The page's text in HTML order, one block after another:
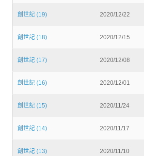
創世記 (19) 2020/12/22
創世記 (18) 2020/12/15
創世記 (17) 2020/12/08
創世記 (16) 2020/12/01
創世記 (15) 2020/11/24
創世記 (14) 2020/11/17
創世記 (13) 2020/11/10